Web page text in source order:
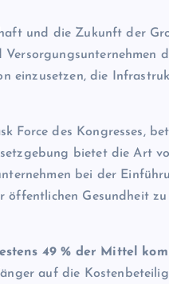
und die Zukunft der
Versorgungsunternehmen
einzusetzen, die
Force des Kongresses,
bietet die Art
bei der
Gesundheit
49 % der Mittel
auf die
Lionel
Saint-